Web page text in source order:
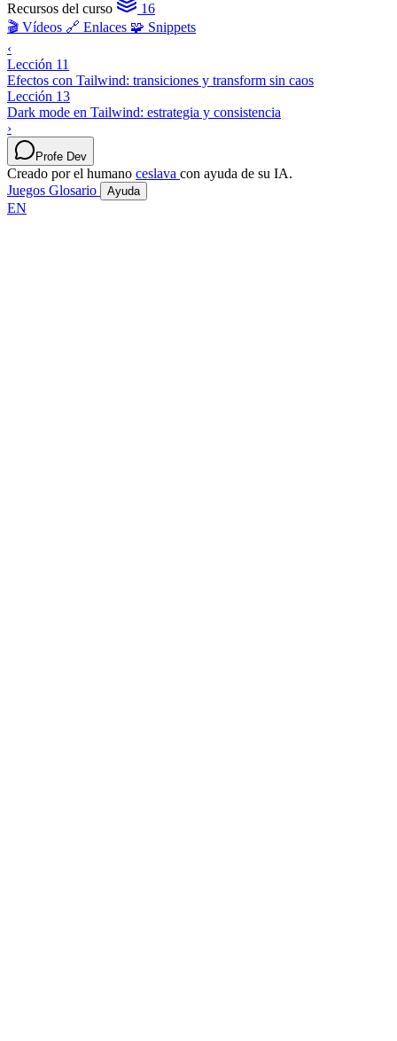
Recursos del curso
16
🎬 Vídeos 🔗 Enlaces 🧩 Snippets
‹
Lección 11
Efectos con Tailwind: transiciones y transform sin caos
Lección 13
Dark mode en Tailwind: estrategia y consistencia
›
Profe Dev
Creado por el humano ceslava con ayuda de su IA.
Juegos Glosario Ayuda
EN